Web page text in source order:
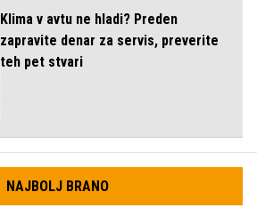
Klima v avtu ne hladi? Preden
zapravite denar za servis, preverite
teh pet stvari
NAJBOLJ BRANO